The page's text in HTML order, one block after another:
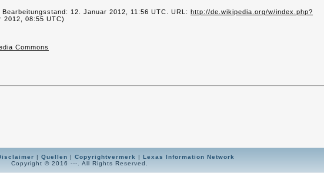
12. Januar 2012, 11:56 UTC. URL: http://de.wikipedia.org/w/index.php?
2012, 08:55 UTC)
Commons
| Quellen | Copyrightvermerk | Lexas Information Network
Copyright © 2016 ---. All Rights Reserved.